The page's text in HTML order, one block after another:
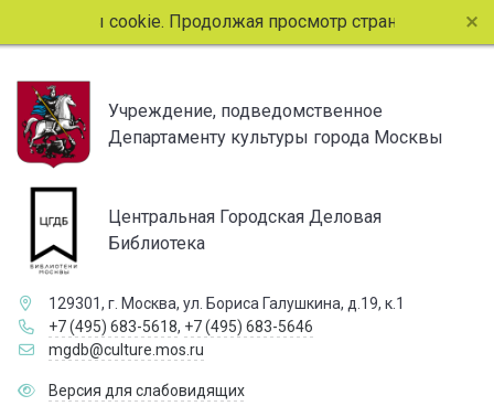
cookie. Продолжая просмотр страниц сайта, вы
Учреждение, подведомственное
Департаменту культуры города Москвы
Центральная Городская Деловая
Библиотека
129301, г. Москва, ул. Бориса Галушкина, д.19, к.1
+7 (495) 683-5618, +7 (495) 683-5646
mgdb@culture.mos.ru
Версия для слабовидящих